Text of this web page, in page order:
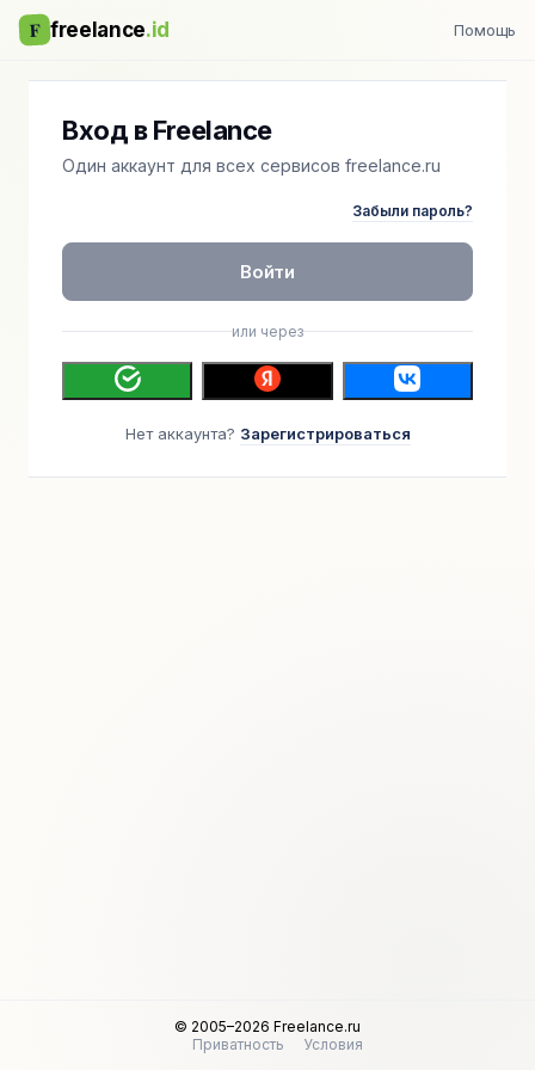
F freelance.id Помощь
Вход в Freelance
Один аккаунт для всех сервисов freelance.ru
Забыли пароль?
Войти
или через
Нет аккаунта? Зарегистрироваться
© 2005–2026 Freelance.ru
Приватность
Условия